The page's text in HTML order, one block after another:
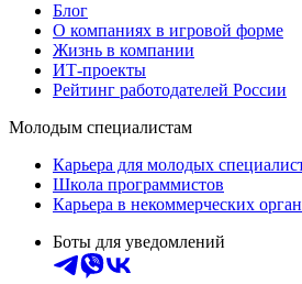
Блог
О компаниях в игровой форме
Жизнь в компании
ИТ-проекты
Рейтинг работодателей России
Молодым специалистам
Карьера для молодых
Школа программистов
Карьера в некоммерческих
Боты для уведомлений